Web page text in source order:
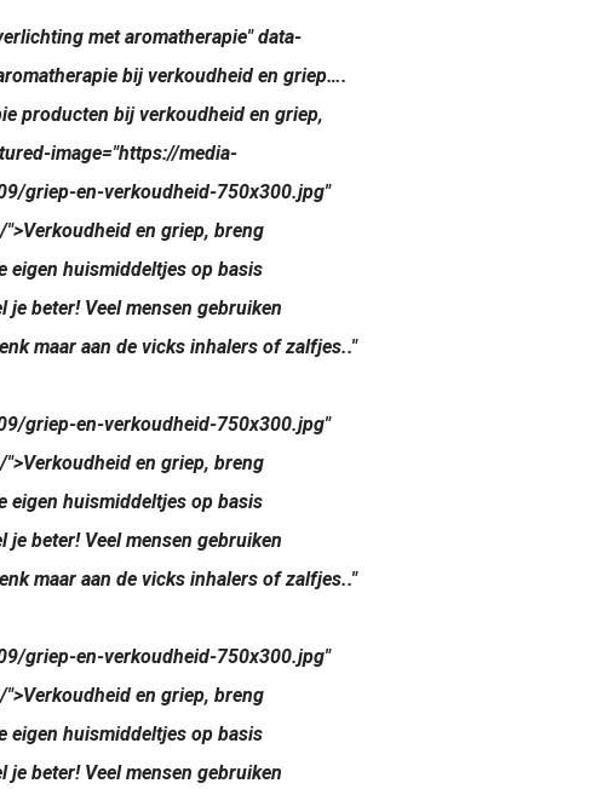
met aromatherapie" data-
bij verkoudheid en griep….
producten bij verkoudheid en griep,
image="https://media-
griep-en-verkoudheid-750x300.jpg"
en griep, breng
eigen huismiddeltjes op basis
beter! Veel mensen gebruiken
maar aan de vicks inhalers of zalfjes.."
griep-en-verkoudheid-750x300.jpg"
en griep, breng
eigen huismiddeltjes op basis
beter! Veel mensen gebruiken
maar aan de vicks inhalers of zalfjes.."
griep-en-verkoudheid-750x300.jpg"
en griep, breng
eigen huismiddeltjes op basis
beter! Veel mensen gebruiken